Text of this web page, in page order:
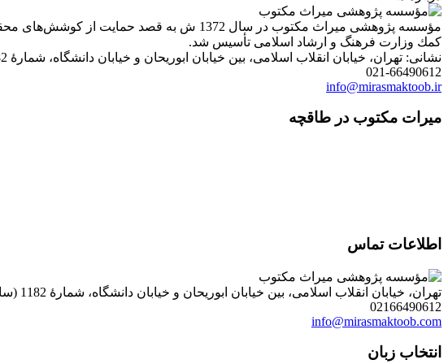
مؤسسه پژوهشی میراث مكتوب در سال 1372 ش
كمك وزارت فرهنگ و ارشاد اسلامی تأسیس شد.
نشانی: تهران، خیابان انقلاب اسلامی، بین خیابان ابوریحان و خیابان دانشگاه، شمارۀ 1182 (ساختمان فروردین)، طبقۀ دوم
021-66490612
info@mirasmaktoob.ir
میرات مکتوب در طاقچه
اطلاعات تماس
تهران، خیابان انقلاب اسلامی، بین خیابان ابوریحان و خیابان دانشگاه، شمارۀ 1182 (ساختمان فروردین)، طبقۀ دوم، واحد 8 ، روابط عمومی مؤسسه پژوهی میراث مکتوب؛ صندوق پستی: 569-13185
02166490612
info@mirasmaktoob.com
انتخاب زبان